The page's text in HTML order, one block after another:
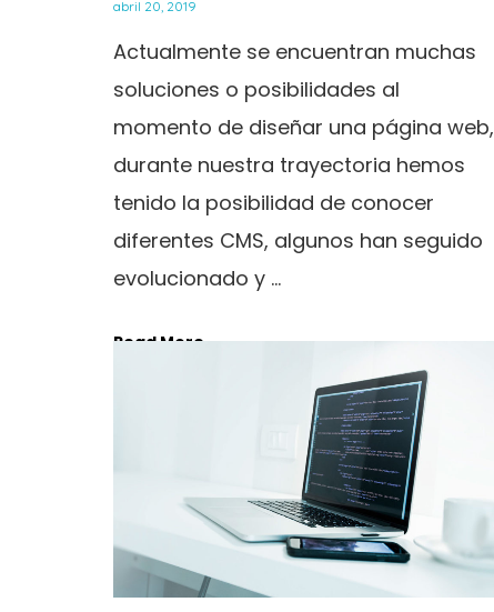
abril 20, 2019
Actualmente se encuentran muchas
soluciones o posibilidades al
momento de diseñar una página web,
durante nuestra trayectoria hemos
tenido la posibilidad de conocer
diferentes CMS, algunos han seguido
evolucionado y ...
Read More